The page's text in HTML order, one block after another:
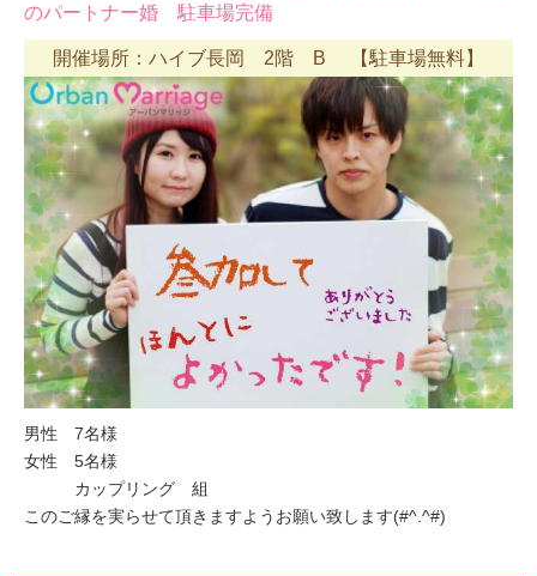
のパートナー婚 駐車場完備
開催場所：ハイブ長岡 2階 B 【駐車場無料】
男性 7名様
女性 5名様
カップリング 組
このご縁を実らせて頂きますようお願い致します(#^.^#)